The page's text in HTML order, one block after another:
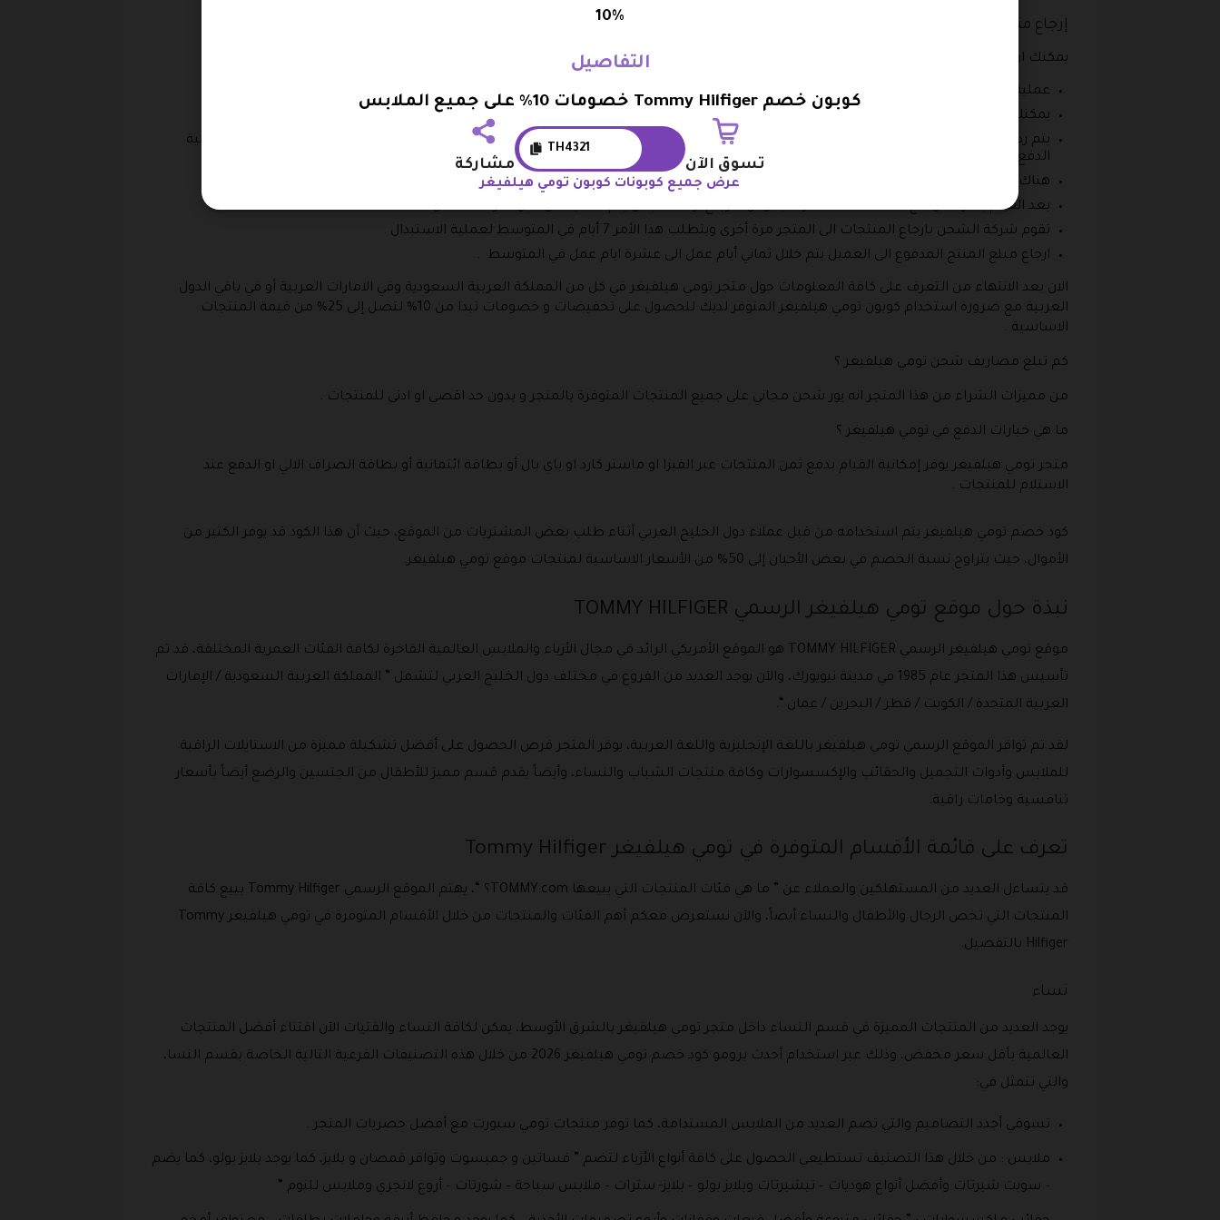
إرجاع منتجات تومي هيلفيغر
يمكنك ان تقوم بإرجاع منتجات تومي هيلفيغر إلى المتجر مرة اخرى ثم استرداد المبلغ المدفوع و يكون ذلك وفقا للشروط التالية :
عملية تقديم طلب ارجاع المنتجات لابد ان يكون خلال اربعة عشر يوما من تاريخ استلام المنتجات وليس بعد ذلك .
يمكنك ان تقوم باستبدال الملابس في حالة اذا كان القياس المطلوب متاح و إذا لم يكن متاح تقوم بالإرجاع .
يتم رد الرصيد إلى الموقع على حسابك البنكي في حالة الدفع الالكتروني عبر الفيزا او ماستر كارد أو في شكل رصيد على الموقع في حالة إذا كانت عملية
الدفع بالأساس قد تمت من خلال الدفع عند الاستلام فقط .
هناك عدد من المنتجات التي لا يمكن استرجاعها ابدا و هي الملابس الداخلية و ملابس الباحة و العطور و ادوات التجميل .
بعد القيام بالتواصل مع خدمة العملاء سواء بغرض الارجاع او الاستبدال يتم التأكيد من قبل شركة الشحن .
تقوم شركة الشحن بارجاع المنتجات الى المتجر مرة أخرى ويتطلب هذا الأمر 7 أيام في المتوسط لعملية الاستبدال .
ارجاع مبلغ المنتج المدفوع الى العميل يتم خلال ثماني أيام عمل الى عشرة ايام عمل في المتوسط .
الان بعد الانتهاء من التعرف على كافة المعلومات حول متجر تومي هيلفيغر في كل من المملكة العربية السعودية وفي الامارات العربية أو في باقي الدول
العربية مع ضرورة استخدام كوبون تومي هيلفيغر المتوفر لديك للحصول على تخفيضات و خصومات تبدا من 10% لتصل إلى 25% من قيمة المنتجات
الاساسية .
كم تبلغ مصاريف شحن تومي هيلفيغر ؟
من مميزات الشراء من هذا المتجر انه يور شحن مجاني على جميع المنتجات المتوفرة بالمتجر و بدون حد اقصى او ادنى للمنتجات .
ما هي خيارات الدفع في تومي هيلفيغر ؟
متجر تومي هيلفيغر يوفر إمكانية القيام بدفع ثمن المنتجات عبر الفيزا او ماستر كارد او باي بال أو بطاقة ائتمانية أو بطاقة الصراف الالي او الدفع عند
الاستلام للمنتجات .
كود خصم تومي هيلفيغر يتم استخدامه من قبل عملاء دول الخليج العربي أثناء طلب بعض المشتريات من الموقع، حيث أن هذا الكود قد يوفر الكثير من
الأموال، حيث يتراوح نسبة الخصم في بعض الأحيان إلى 50% من الأسعار الاساسية لمنتجات موقع تومي هيلفيغر.
نبذة حول موقع تومي هيلفيغر الرسمي TOMMY HILFIGER
موقع تومي هيلفيغر الرسمي TOMMY HILFIGER هو الموقع الأمريكي الرائد في مجال الأزياء والملابس العالمية الفاخرة لكافة الفئات العمرية المختلفة، قد تم
تأسيس هذا المتجر عام 1985 في مدينة نيويورك، والآن يوجد العديد من الفروع في مختلف دول الخليج العربي لتشمل ” المملكة العربية السعودية / الإمارات
العربية المتحدة / الكويت / قطر / البحرين / عمان “.
لقد تم توافر الموقع الرسمي تومي هيلفيغر باللغة الإنجليزية واللغة العربية، يوفر المتجر فرص الحصول على أفضل تشكيلة مميزة من الاستايلات الراقية
للملابس وأدوات التجميل والحقائب والإكسسوارات وكافة منتجات الشباب والنساء، وأيضاً يقدم قسم مميز للأطفال من الجنسين والرضع أيضاً بأسعار
تنافسية وخامات راقية.
تعرف على قائمة الأقسام المتوفرة في تومي هيلفيغر Tommy Hilfiger
قد يتساءل العديد من المستهلكين والعملاء عن ” ما هي فئات المنتجات التي يبيعها TOMMY.com؟ “، يهتم الموقع الرسمي Tommy Hilfiger ببيع كافة
المنتجات التي تخص الرجال والأطفال والنساء أيضاً، والآن نستعرض معكم أهم الفئات والمنتجات من خلال الأقسام المتوفرة في تومي هيلفيغر Tommy
Hilfiger بالتفصيل.
نساء
يوجد العديد من المنتجات المميزة في قسم النساء داخل متجر تومي هيلفيغر بالشرق الأوسط، يمكن لكافة النساء والفتيات الآن اقتناء أفضل المنتجات
العالمية بأقل سعر مخفض، وذلك عبر استخدام أحدث برومو كود خصم تومي هيلفيغر 2026 من خلال هذه التصنيفات الفرعية التالية الخاصة بقسم النسا،
والتي تتمثل في:
تسوقي أجدد التصاميم والتي تضم العديد من الملابس المستدامة، كما توفر منتجات تومي سبورت مع أفضل حصريات المتجر .
ملابس : من خلال هذا التصنيف تستطيعي الحصول على كافة أنواع الأزياء لتضم ” فساتين و جمبسوت وتوافر قمصان و بلايز، كما يوجد بلايز بولو، كما يضم
– سويت شيرتات وأفضل أنواع هوديات – تيشيرتات وبلايز بولو – بلايز- سترات – ملابس سباحة – شورتات – أروع لانجري وملابس للنوم “
10%
التفاصيل
كوبون خصم Tommy Hilfiger خصومات 10% على جميع الملابس
تسوق الآن
TH4321
مشاركة
عرض جميع كوبونات كوبون تومي هيلفيغر